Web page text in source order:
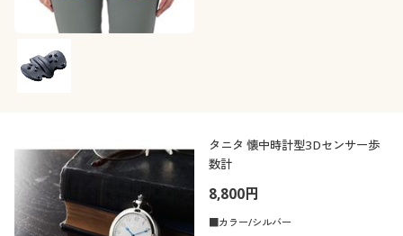
タニタ 懐中時計型3Dセンサー歩
数計
8,800円
■カラー/シルバー